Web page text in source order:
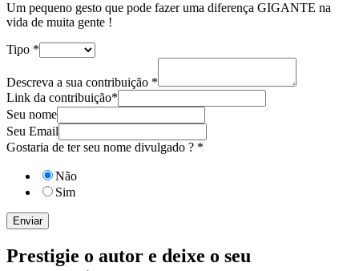
Um pequeno gesto que pode fazer uma diferença GIGANTE na
vida de muita gente !
Tipo *
Descreva a sua contribuição *
Link da contribuição*
Seu nome
Seu Email
Gostaria de ter seu nome divulgado ? *
Não
Sim
Enviar
Prestigie o autor e deixe o seu